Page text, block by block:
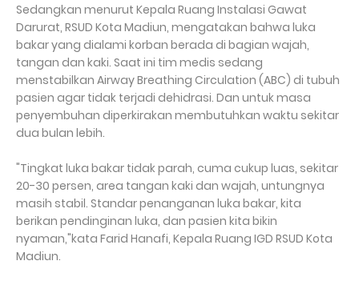
Sedangkan menurut Kepala Ruang Instalasi Gawat
Darurat, RSUD Kota Madiun, mengatakan bahwa luka
bakar yang dialami korban berada di bagian wajah,
tangan dan kaki. Saat ini tim medis sedang
menstabilkan Airway Breathing Circulation (ABC) di tubuh
pasien agar tidak terjadi dehidrasi. Dan untuk masa
penyembuhan diperkirakan membutuhkan waktu sekitar
dua bulan lebih.
"Tingkat luka bakar tidak parah, cuma cukup luas, sekitar
20-30 persen, area tangan kaki dan wajah, untungnya
masih stabil. Standar penanganan luka bakar, kita
berikan pendinginan luka, dan pasien kita bikin
nyaman,"kata Farid Hanafi, Kepala Ruang IGD RSUD Kota
Madiun.